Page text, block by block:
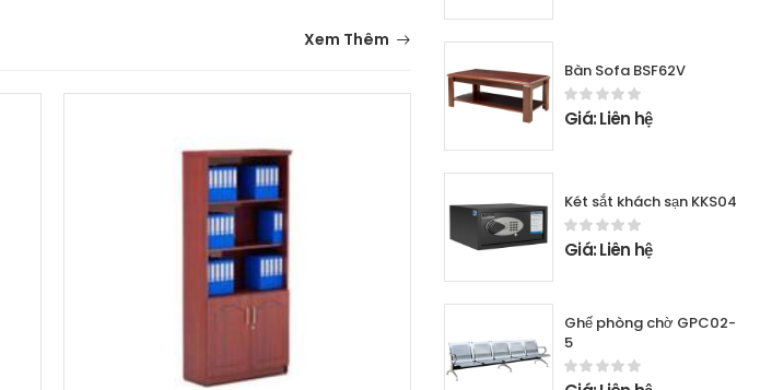
Xem Thêm
Bàn Sofa BSF62V
Giá: Liên hệ
Két sắt khách sạn KKS04
Giá: Liên hệ
Ghế phòng chờ GPC02-
5